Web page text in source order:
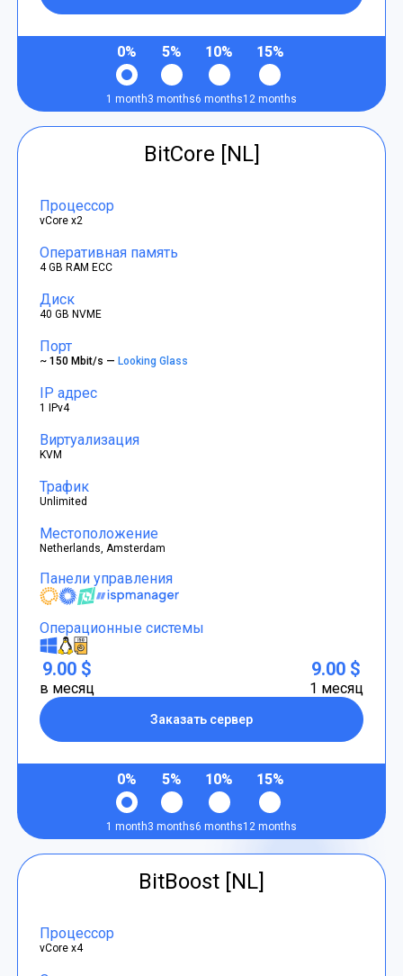
0%
1 month
5%
3 months
10%
6 months
15%
12 months
BitCore [NL]
Процессор
vCore x2
Оперативная память
4 GB RAM ECC
Диск
40 GB NVME
Порт
~ 150 Mbit/s —Looking Glass
IP адрес
1 IPv4
Виртуализация
KVM
Трафик
Unlimited
Местоположение
Netherlands, Amsterdam
Панели управления
Операционные системы
9.00 $
в месяц
Заказать сервер
9.00 $
1 месяц
0%
1 month
5%
3 months
10%
6 months
15%
12 months
BitBoost [NL]
Процессор
vCore x4